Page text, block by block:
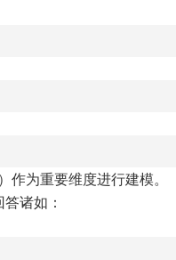
作为重要维度进行建模。
诸如：